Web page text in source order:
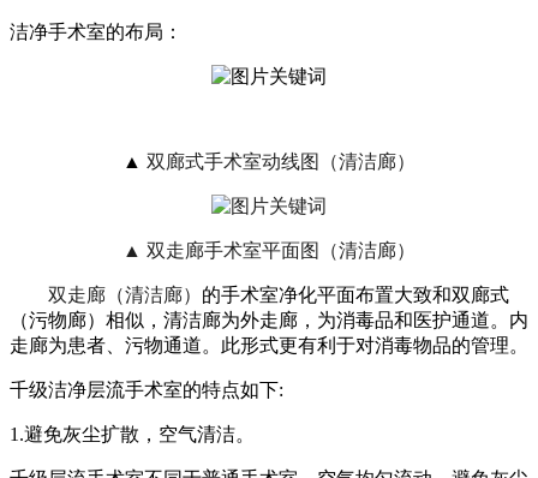
洁净手术室的布局：
▲ 双廊式手术室动线图 （清洁廊）
▲ 双走廊手术室平面图 （清洁廊）
双走廊（清洁廊） 的手术室净化平面布置大致和双廊式
（污物廊）相似，清洁廊为外走廊，为消毒品和医护通道。内
走廊为患者、污物通道。此形式更有利于对消毒物品的管理。
千级洁净层流手术室的特点如下:
1.避免灰尘扩散，空气清洁。